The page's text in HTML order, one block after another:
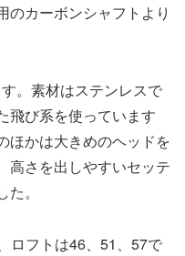
のカーボンシャフトより
。素材はステンレスで
飛び系を使っています
ほかは大きめのヘッドを
高さを出しやすいセッテ
。
ロフトは46、51、57で